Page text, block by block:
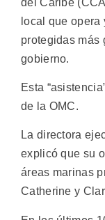
local que
protegidas más
gobierno.
Esta
de la OMC.
La directora
explicó que su
áreas marinas
Catherine y